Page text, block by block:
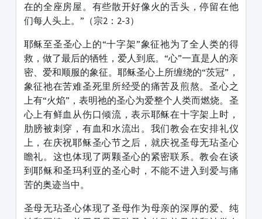
在的全座房屋。有些散开好像火的舌头，停留在他
们每人头上。”（宗2：2-3）
耶稣至圣圣心上的“十字架”象征祂为了全人类的得
救，做了最后的牺牲，爱人到底。“心”一直是人的亲
密、爱和顺服的象征。耶稣圣心上所缠绕的“茨冠”，
象征祂在苦难圣死里所经受的痛苦及煎熬。圣心之
上有“火焰”，表明祂的圣心为爱整个人类而燃烧。圣
心上有鲜血从伤口倾流，表示耶稣在十字架上时，
肋膀被刺穿，有血和水流出。我们教会在安排礼仪
上，在庆祝耶稣圣心节之后，就庆祝圣母无玷圣心
瞻礼。这也体现了两颗圣心的紧密联系。教会在谈
到耶稣和圣玛利亚的圣心时，不能不进入到爱与痛
苦的奥迹当中。
圣母无玷圣心体现了圣母作为母亲的深厚的爱、纯